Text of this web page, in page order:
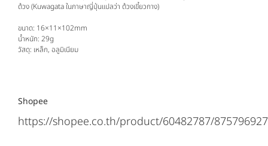
ด้วง (Kuwagata ในภาษาญี่ปุ่นแปลว่า ด้วงเขี้ยวกาง)
ขนาด: 16×11×102mm
น้ำหนัก: 29g
วัสดุ: เหล็ก, อลูมิเนียม
Shopee
https://shopee.co.th/product/60482787/